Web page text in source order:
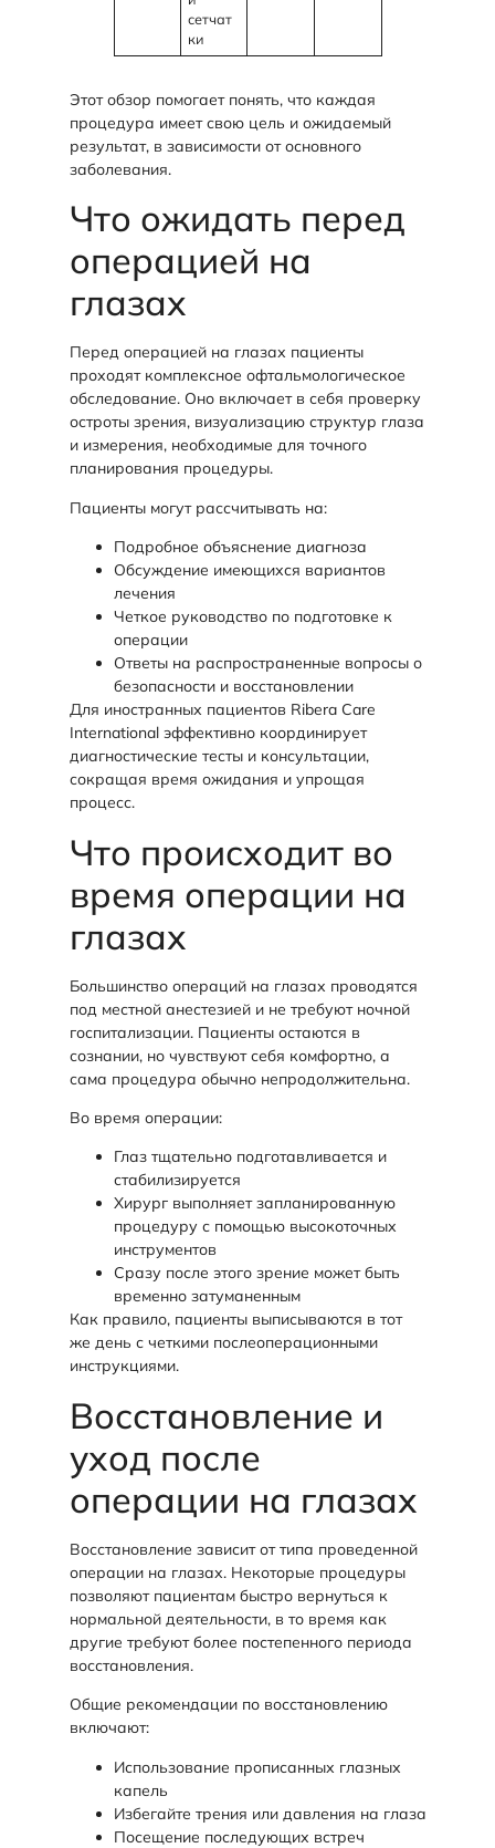
сетчат
ки
Этот обзор помогает понять, что каждая
процедура имеет свою цель и ожидаемый
результат, в зависимости от основного
заболевания.
Что ожидать перед
операцией на
глазах
Перед операцией на глазах пациенты
проходят комплексное офтальмологическое
обследование. Оно включает в себя проверку
остроты зрения, визуализацию структур глаза
и измерения, необходимые для точного
планирования процедуры.
Пациенты могут рассчитывать на:
Подробное объяснение диагноза
Обсуждение имеющихся вариантов
лечения
Четкое руководство по подготовке к
операции
Ответы на распространенные вопросы о
безопасности и восстановлении
Для иностранных пациентов Ribera Care
International эффективно координирует
диагностические тесты и консультации,
сокращая время ожидания и упрощая
процесс.
Что происходит во
время операции на
глазах
Большинство операций на глазах проводятся
под местной анестезией и не требуют ночной
госпитализации. Пациенты остаются в
сознании, но чувствуют себя комфортно, а
сама процедура обычно непродолжительна.
Во время операции:
Глаз тщательно подготавливается и
стабилизируется
Хирург выполняет запланированную
процедуру с помощью высокоточных
инструментов
Сразу после этого зрение может быть
временно затуманенным
Как правило, пациенты выписываются в тот
же день с четкими послеоперационными
инструкциями.
Восстановление и
уход после
операции на глазах
Восстановление зависит от типа проведенной
операции на глазах. Некоторые процедуры
позволяют пациентам быстро вернуться к
нормальной деятельности, в то время как
другие требуют более постепенного периода
восстановления.
Общие рекомендации по восстановлению
включают:
Использование прописанных глазных
капель
Избегайте трения или давления на глаза
Посещение последующих встреч